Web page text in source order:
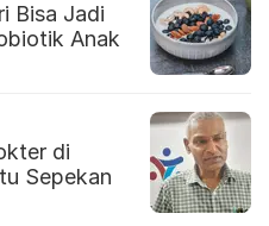
Bisa Jadi
Anak
di
Sepekan